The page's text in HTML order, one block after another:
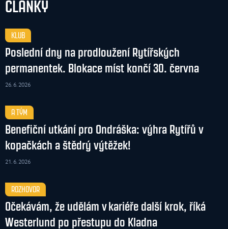
ČLÁNKY
KLUB
Poslední dny na prodloužení Rytířských
permanentek. Blokace míst končí 30. června
26. 6. 2026
A TÝM
Benefiční utkání pro Ondráška: výhra Rytířů v
kopačkách a štědrý výtěžek!
21. 6. 2026
ROZHOVOR
Očekávám, že udělám v kariéře další krok, říká
Westerlund po přestupu do Kladna